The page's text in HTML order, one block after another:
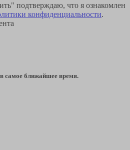
подтверждаю, что я ознакомлен
конфиденциальности.
самое ближайшее время.